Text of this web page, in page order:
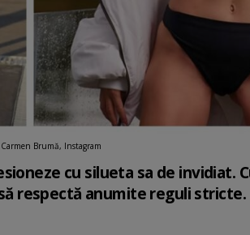
Brumă, Instagram
cu silueta sa de invidiat.
respectă anumite reguli stricte.